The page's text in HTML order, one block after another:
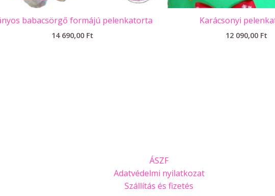
babacsörgő formájú pelenkatorta
14 690,00 Ft
Karácsonyi
12 090,00 Ft
ÁSZF
Adatvédelmi nyilatkozat
Szállítás és fizetés